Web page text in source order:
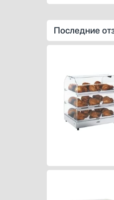
Очистители
Паровые
Проф.
Пылесосы
Системы
Последние